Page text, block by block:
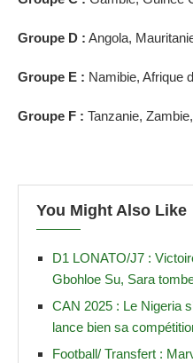
Groupe D : Angola,
Groupe E : Namibie, Afrique
Groupe F : Tanzanie,
You Might Also Like
D1 LONATO/J7 :
Gbohloe Su, Sara
CAN 2025 : Le Nigeria
lance bien sa
Football/ Transfert :